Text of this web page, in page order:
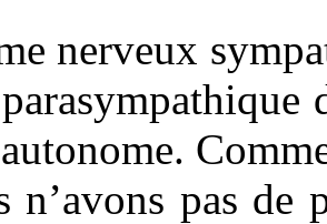
nerveux
n’avons pas de